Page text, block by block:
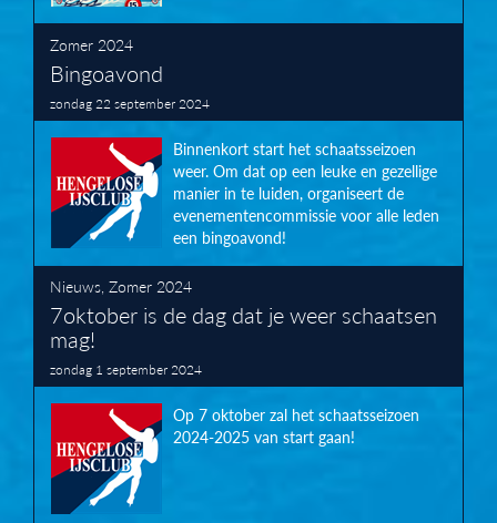
Zomer 2024
Bingoavond
zondag 22 september 2024
Binnenkort start het schaatsseizoen
weer. Om dat op een leuke en gezellige
manier in te luiden, organiseert de
evenementencommissie voor alle leden
een bingoavond!
Nieuws Zomer 2024
7oktober is de dag dat je weer schaatsen
mag!
zondag 1 september 2024
Op 7 oktober zal het schaatsseizoen
2024-2025 van start gaan!